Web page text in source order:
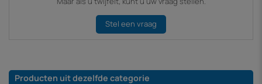
Stel een vraag
Producten uit dezelfde categorie